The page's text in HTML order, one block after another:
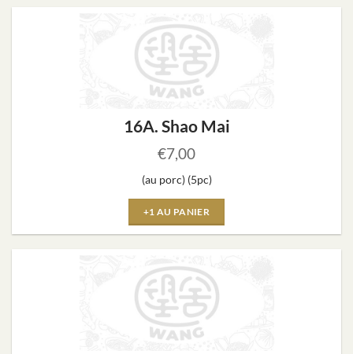
16A. Shao Mai
€7,00
(au porc) (5pc)
+1 AU PANIER